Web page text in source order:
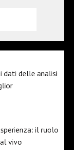
delle analisi
il ruolo
vivo